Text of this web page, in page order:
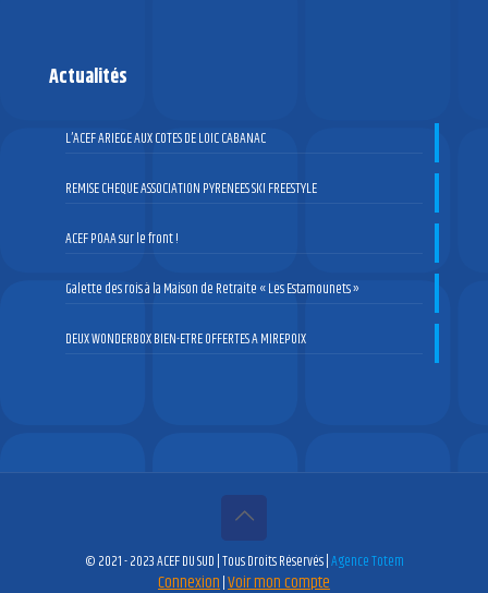
Actualités
L’ACEF ARIEGE AUX COTES DE LOIC CABANAC
REMISE CHEQUE ASSOCIATION PYRENEES SKI FREESTYLE
ACEF POAA sur le front !
Galette des rois à la Maison de Retraite « Les Estamounets »
DEUX WONDERBOX BIEN-ETRE OFFERTES A MIREPOIX
© 2021 - 2023 ACEF DU SUD | Tous Droits Réservés | Agence Totem
Connexion Voir mon compte